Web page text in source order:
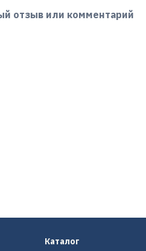
отзыв или комментарий
Каталог